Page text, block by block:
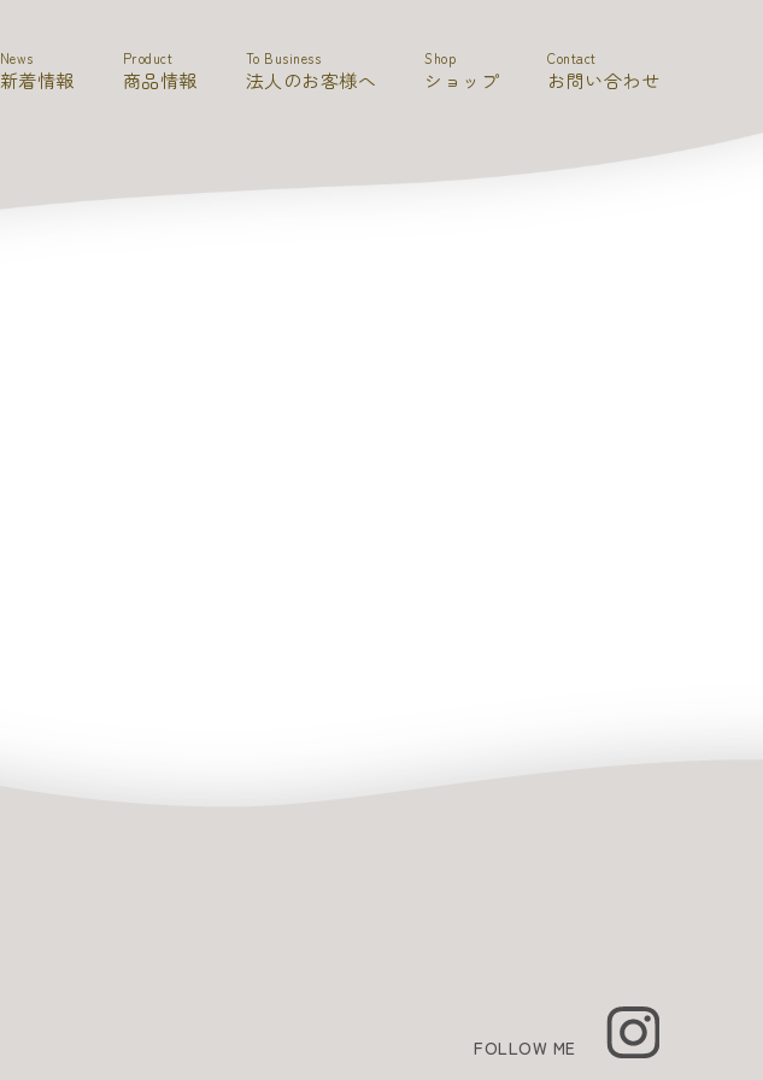
News
新着情報
Product
商品情報
To Business
法人のお客様へ
Shop
ショップ
Contact
お問い合わせ
FOLLOW ME